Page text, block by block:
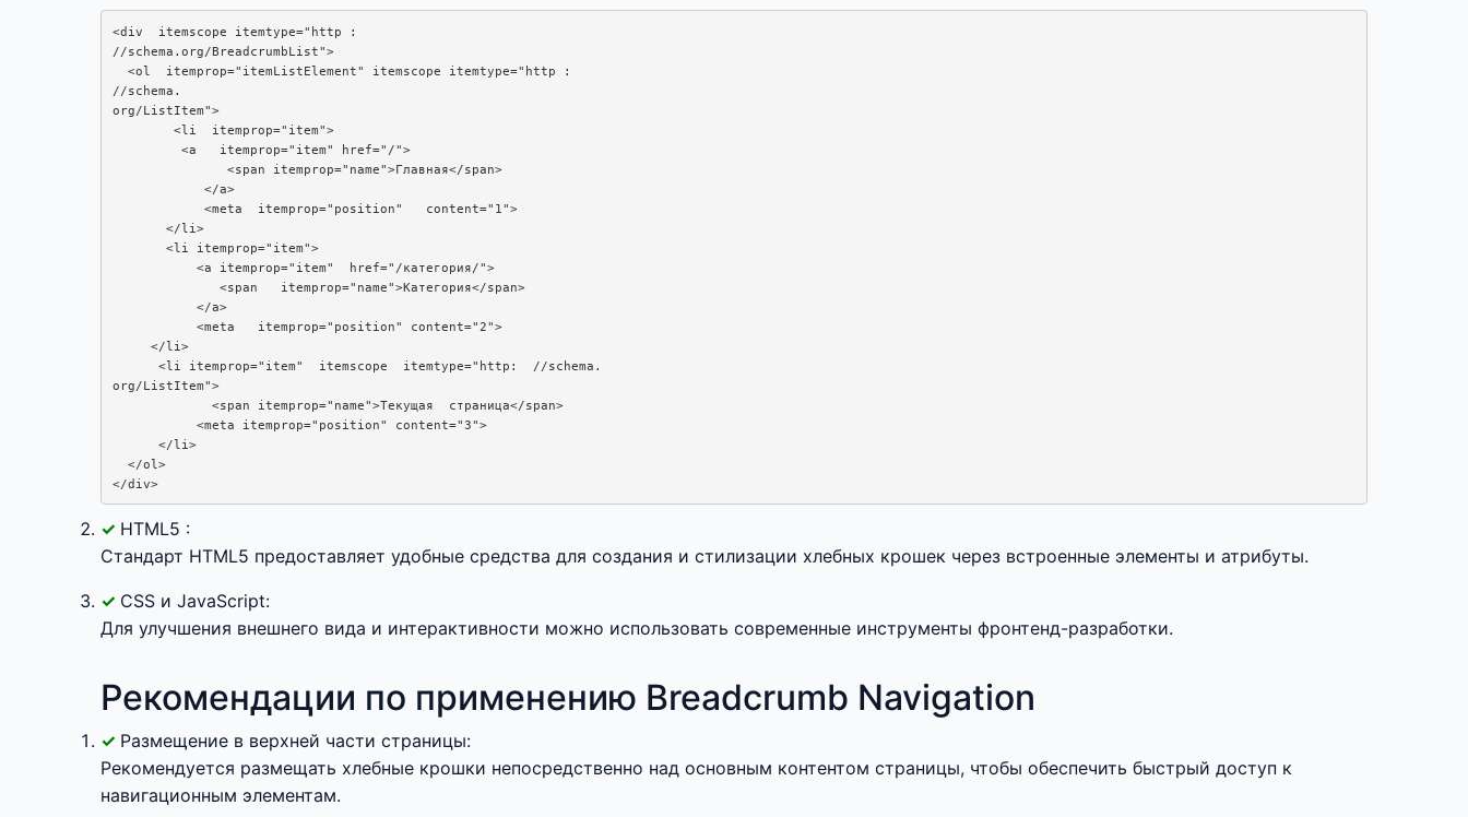
<div  itemscope itemtype="http :
//schema.org/BreadcrumbList">
  <ol  itemprop="itemListElement" itemscope itemtype="http :
//schema.
org/ListItem">
        <li  itemprop="item">
         <a   itemprop="item" href="/">
               <span itemprop="name">Главная</span>
            </a>
            <meta  itemprop="position"   content="1">
       </li>
       <li itemprop="item">
           <a itemprop="item"  href="/категория/">
              <span   itemprop="name">Категория</span>
           </a>
           <meta   itemprop="position" content="2">
     </li>
      <li itemprop="item"  itemscope  itemtype="http:  //schema.
org/ListItem">
             <span itemprop="name">Текущая  страница</span>
           <meta itemprop="position" content="3">
      </li>
  </ol>
</div>
HTML5 :
Стандарт HTML5 предоставляет удобные средства для создания и стилизации хлебных крошек через встроенные элементы и атрибуты.
CSS и JavaScript:
Для улучшения внешнего вида и интерактивности можно использовать современные инструменты фронтенд-разработки.
Рекомендации по применению Breadcrumb Navigation
Размещение в верхней части страницы:
Рекомендуется размещать хлебные крошки непосредственно над основным контентом страницы, чтобы обеспечить быстрый доступ к
навигационным элементам.